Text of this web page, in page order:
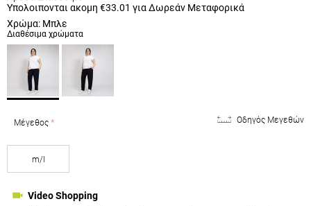
Υπολοιπονται ακομη €33.01 για Δωρεάν Μεταφορικά
Χρώμα: Μπλε
Διαθέσιμα χρώματα
Οδηγός Μεγεθών
Μέγεθος
m/l
Video Shopping